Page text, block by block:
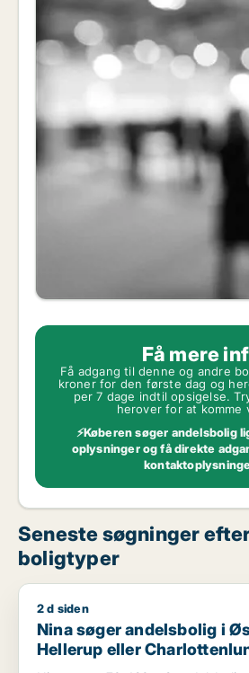
Få mere
Få adgang til denne og andre
kroner for den første dag og
per 7 dage indtil opsigelse.
herover for at komme
⚡Køberen søger andelsbolig
oplysninger og få direkte
Seneste søgninger
boligtyper
Nina søger andelsbolig i Østerbro,
2 d siden
Nina søger andelsbolig i
Hellerup eller